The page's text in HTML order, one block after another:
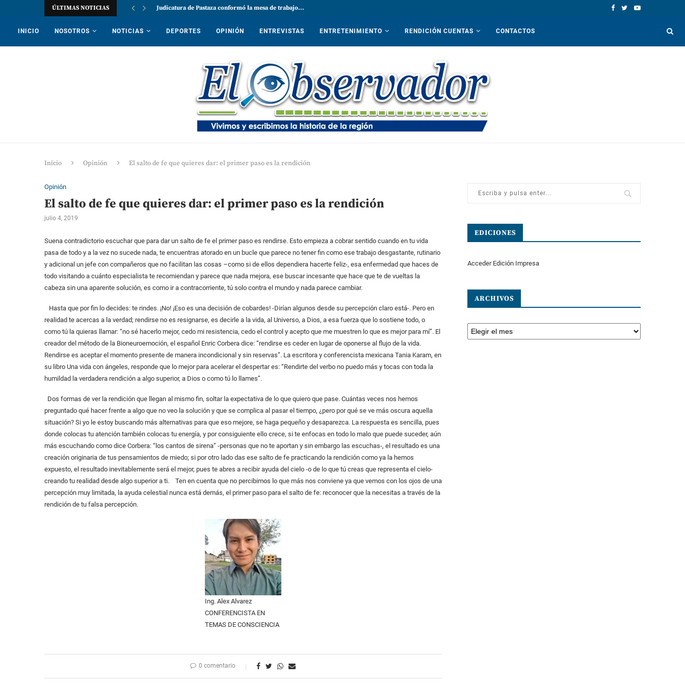
ÚLTIMAS NOTICIAS Judicatura de Pastaza conformó la mesa de trabajo...
INICIO NOSOTROS NOTICIAS DEPORTES OPINIÓN ENTREVISTAS ENTRETENIMIENTO RENDICIÓN CUENTAS CONTACTOS
Inicio Opinión El salto de fe que quieres dar: el primer paso es la rendición
Opinión
El salto de fe que quieres dar: el primer paso es la rendición
julio 4, 2019
Suena contradictorio escuchar que para dar un salto de fe el primer paso es rendirse. Esto empieza a cobrar sentido cuando en tu vida
pasa de todo y a la vez no sucede nada, te encuentras atorado en un bucle que parece no tener fin como ese trabajo desgastante, rutinario
y adicional un jefe con compañeros que no facilitan las cosas –como si de ellos dependiera hacerte feliz-, esa enfermedad que haces de
todo visitando a cuánto especialista te recomiendan y parece que nada mejora, ese buscar incesante que hace que te de vueltas la
cabeza sin una aparente solución, es como ir a contracorriente, tú solo contra el mundo y nada parece cambiar.
Hasta que por fin lo decides: te rindes. ¡No! ¡Eso es una decisión de cobardes! -Dirían algunos desde su percepción claro está-. Pero en
realidad te acercas a la verdad; rendirse no es resignarse, es decirle a la vida, al Universo, a Dios, a esa fuerza que lo sostiene todo, o
como tú la quieras llamar: “no sé hacerlo mejor, cedo mi resistencia, cedo el control y acepto que me muestren lo que es mejor para mí”. El
creador del método de la Bioneuroemoción, el español Enric Corbera dice: “rendirse es ceder en lugar de oponerse al flujo de la vida.
Rendirse es aceptar el momento presente de manera incondicional y sin reservas”. La escritora y conferencista mexicana Tania Karam, en
su libro Una vida con ángeles, responde que lo mejor para acelerar el despertar es: “Rendirte del verbo no puedo más y tocas con toda la
humildad la verdadera rendición a algo superior, a Dios o como tú lo llames”.
Dos formas de ver la rendición que llegan al mismo fin, soltar la expectativa de lo que quiero que pase. Cuántas veces nos hemos
preguntado qué hacer frente a algo que no veo la solución y que se complica al pasar el tiempo, ¿pero por qué se ve más oscura aquella
situación? Si yo le estoy buscando más alternativas para que eso mejore, se haga pequeño y desaparezca. La respuesta es sencilla, pues
donde colocas tu atención también colocas tu energía, y por consiguiente ello crece, si te enfocas en todo lo malo que puede suceder, aún
más escuchando como dice Corbera: “los cantos de sirena” -personas que no te aportan y sin embargo las escuchas-, el resultado es una
creación originaria de tus pensamientos de miedo; si por otro lado das ese salto de fe practicando la rendición como ya la hemos
expuesto, el resultado inevitablemente será el mejor, pues te abres a recibir ayuda del cielo -o de lo que tú creas que representa el cielo-
creando tu realidad desde algo superior a ti. Ten en cuenta que no percibimos lo que más nos conviene ya que vemos con los ojos de una
percepción muy limitada, la ayuda celestial nunca está demás, el primer paso para el salto de fe: reconocer que la necesitas a través de la
rendición de tu falsa percepción.
Ing. Alex Alvarez
CONFERENCISTA EN
TEMAS DE CONSCIENCIA
0 comentario
EDICIONES
Acceder Edición Impresa
ARCHIVOS